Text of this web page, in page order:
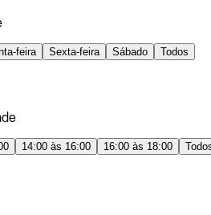
feira Sexta-feira Sábado Todos
14:00 às 16:00 16:00 às 18:00